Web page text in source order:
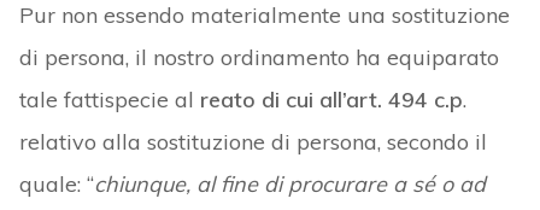
Pur non essendo materialmente una sostituzione
di persona, il nostro ordinamento ha equiparato
tale fattispecie al reato di cui all’art. 494 c.p.
relativo alla sostituzione di persona, secondo il
quale: “chiunque, al fine di procurare a sé o ad